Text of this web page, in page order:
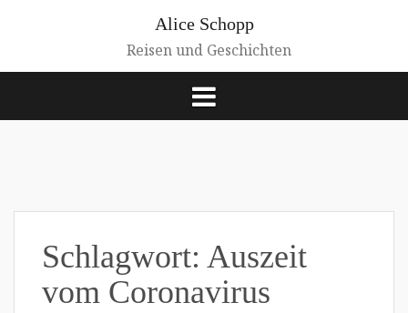
Alice Schopp
Reisen und Geschichten
Schlagwort: Auszeit
vom Coronavirus